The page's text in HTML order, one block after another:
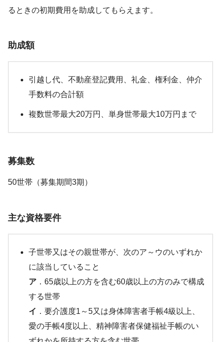
るときの初期費用を助成してもらえます。
助成額
引越し代、不動産登記費用、礼金、権利金、仲介
手数料の合計額
複数世帯最大20万円、単身世帯最大10万円まで
募集数
50世帯（募集期間3期）
主な資格要件
子世帯又はその親世帯が、次のア～ウのいずれか
に該当していること
ア ．65歳以上の方を含む60歳以上の方のみで構成
する世帯
イ ．要介護度1～5又は身体障害者手帳4級以上、
愛の手帳4度以上、精神障害者保健福祉手帳のい